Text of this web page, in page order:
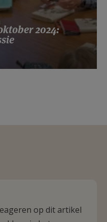
2024:
op dit artikel